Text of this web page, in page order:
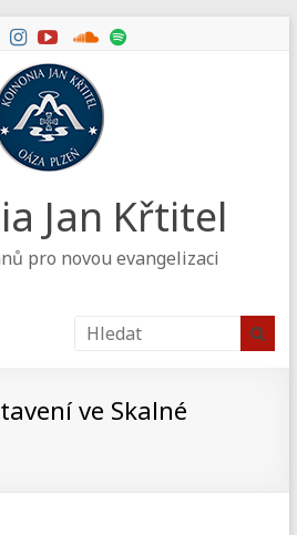
Jan Křtitel
pro novou evangelizaci
ve Skalné